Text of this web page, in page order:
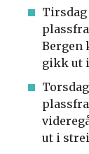
Tirsdag
Bergen
gikk ut
ut i